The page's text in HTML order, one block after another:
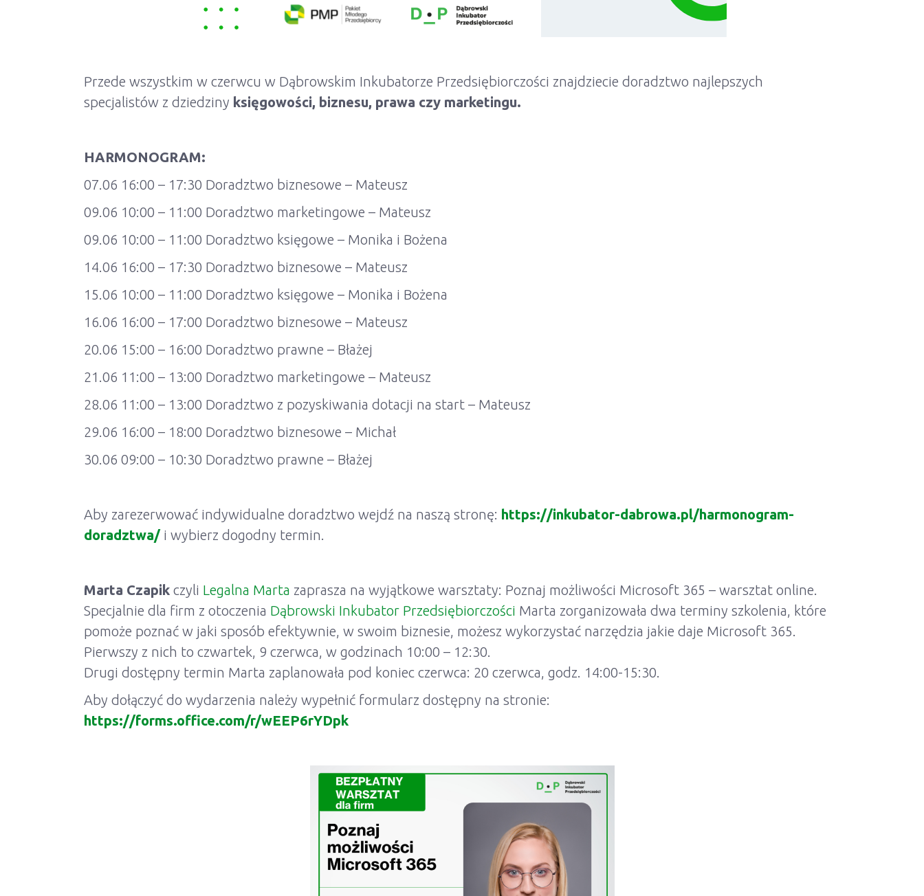
Przede wszystkim w czerwcu w Dąbrowskim Inkubatorze Przedsiębiorczości znajdziecie doradztwo najlepszych
specjalistów z dziedziny księgowości, biznesu, prawa czy marketingu.
HARMONOGRAM:
07.06 16:00 – 17:30 Doradztwo biznesowe – Mateusz
09.06 10:00 – 11:00 Doradztwo marketingowe – Mateusz
09.06 10:00 – 11:00 Doradztwo księgowe – Monika i Bożena
14.06 16:00 – 17:30 Doradztwo biznesowe – Mateusz
15.06 10:00 – 11:00 Doradztwo księgowe – Monika i Bożena
16.06 16:00 – 17:00 Doradztwo biznesowe – Mateusz
20.06 15:00 – 16:00 Doradztwo prawne – Błażej
21.06 11:00 – 13:00 Doradztwo marketingowe – Mateusz
28.06 11:00 – 13:00 Doradztwo z pozyskiwania dotacji na start – Mateusz
29.06 16:00 – 18:00 Doradztwo biznesowe – Michał
30.06 09:00 – 10:30 Doradztwo prawne – Błażej
Aby zarezerwować indywidualne doradztwo wejdź na naszą stronę: https://inkubator-dabrowa.pl/harmonogram-
doradztwa/ i wybierz dogodny termin.
Marta Czapik czyli Legalna Marta zaprasza na wyjątkowe warsztaty: Poznaj możliwości Microsoft 365 – warsztat online.
Specjalnie dla firm z otoczenia Dąbrowski Inkubator Przedsiębiorczości Marta zorganizowała dwa terminy szkolenia, które
pomoże poznać w jaki sposób efektywnie, w swoim biznesie, możesz wykorzystać narzędzia jakie daje Microsoft 365.
Pierwszy z nich to czwartek, 9 czerwca, w godzinach 10:00 – 12:30.
Drugi dostępny termin Marta zaplanowała pod koniec czerwca: 20 czerwca, godz. 14:00-15:30.
Aby dołączyć do wydarzenia należy wypełnić formularz dostępny na stronie:
https://forms.office.com/r/wEEP6rYDpk